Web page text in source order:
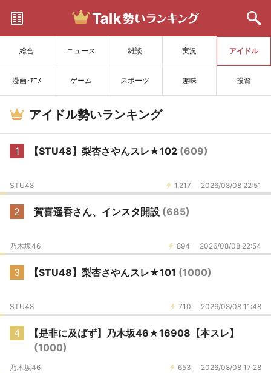
総合 ニュース 雑談 実況 アイドル
漫画･ｱﾆﾒ ゲーム スポーツ 趣味 投資
サイトを更新
アイドル勢いランキング
1 【STU48】梨杏さやんスレ★102 (609)
1,217 2026/08/08 22:51
STU48
2 賀喜遥香さん、インスタ開設 (685)
894 2026/08/08 22:54
乃木坂46
3 【STU48】梨杏さやんスレ★101 (1000)
710 2026/08/08 11:48
STU48
4
【是非に及ばず】乃木坂46★16908【本スレ】
(1000)
653 2026/08/08 17:28
乃木坂46